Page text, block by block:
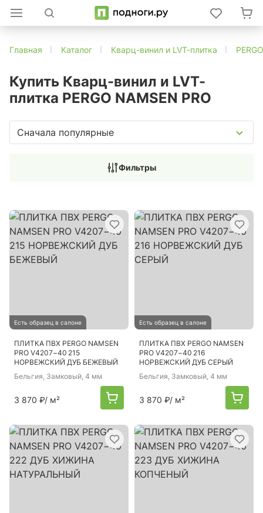
Главная Каталог Кварц-винил и LVT-плитка PERGO
Купить Кварц-винил и LVT-
плитка PERGO NAMSEN PRO
Сначала популярные
Фильтры
Есть образец в салоне
ПЛИТКА ПВХ PERGO NAMSEN
PRO V4207−40 215
НОРВЕЖСКИЙ ДУБ БЕЖЕВЫЙ
Бельгия, Замковый, 4 мм
3 870 ₽/ м²
Есть образец в салоне
ПЛИТКА ПВХ PERGO NAMSEN
PRO V4207−40 216
НОРВЕЖСКИЙ ДУБ СЕРЫЙ
Бельгия, Замковый, 4 мм
3 870 ₽/ м²